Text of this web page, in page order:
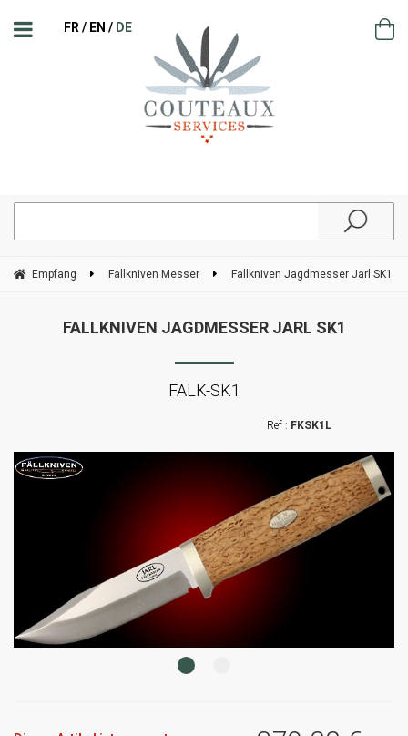
FR EN DE
Empfang Fallkniven Messer Fallkniven Jagdmesser Jarl SK1
FALLKNIVEN JAGDMESSER JARL SK1
FALK-SK1
FKSK1L